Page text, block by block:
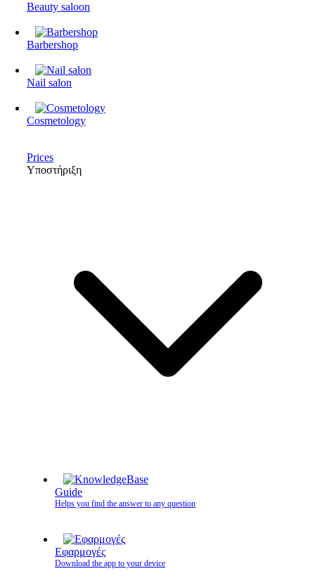
Beauty saloon
Barbershop
Nail salon
Cosmetology
Prices
Υποστήριξη
Guide
Helps you find the answer to any question
Εφαρμογές
Download the app to your device